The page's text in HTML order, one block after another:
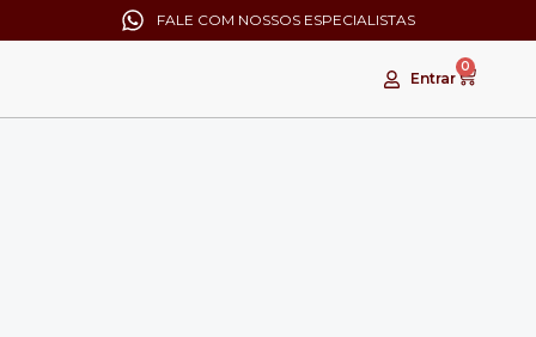
FALE COM NOSSOS ESPECIALISTAS
Entrar
0